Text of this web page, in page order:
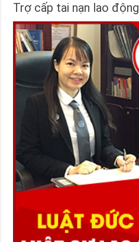
Trợ cấp tai nạn lao động